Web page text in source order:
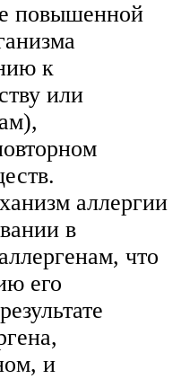
повышенной
к
или
аллергии
в
что
его
и